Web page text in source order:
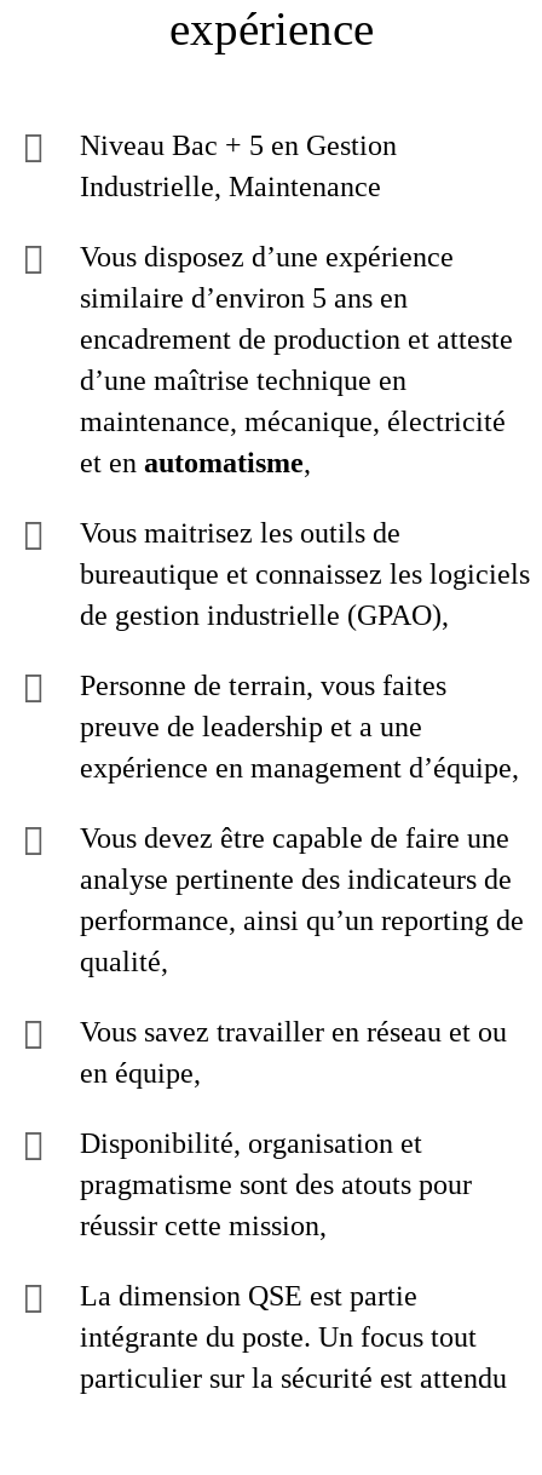
expérience
Niveau Bac + 5 en Gestion
Industrielle, Maintenance
Vous disposez d’une expérience
similaire d’environ 5 ans en
encadrement de production et atteste
d’une maîtrise technique en
maintenance, mécanique, électricité
et en automatisme,
Vous maitrisez les outils de
bureautique et connaissez les logiciels
de gestion industrielle (GPAO),
Personne de terrain, vous faites
preuve de leadership et a une
expérience en management d’équipe,
Vous devez être capable de faire une
analyse pertinente des indicateurs de
performance, ainsi qu’un reporting de
qualité,
Vous savez travailler en réseau et ou
en équipe,
Disponibilité, organisation et
pragmatisme sont des atouts pour
réussir cette mission,
La dimension QSE est partie
intégrante du poste. Un focus tout
particulier sur la sécurité est attendu